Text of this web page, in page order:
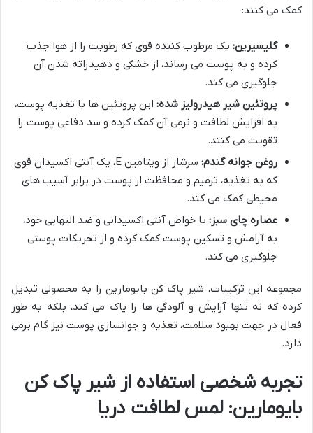
کمک می کنند:
گلیسیرین: یک مرطوب کننده قوی که رطوبت را از هوا جذب
کرده و به پوست می رساند، از خشکی و دهیدراته شدن آن
جلوگیری می کند.
پروتئین شیر هیدرولیز شده: این پروتئین ها با تغذیه پوست،
به افزایش لطافت و نرمی آن کمک کرده و سد دفاعی پوست را
تقویت می کنند.
روغن جوانه گندم:
سرشار از ویتامین E، یک آنتی اکسیدان قوی
که به تغذیه، ترمیم و محافظت از پوست در برابر آسیب های
محیطی کمک می کند.
عصاره چای سبز: با خواص آنتی اکسیدانی و ضد التهابی خود،
به آرامش و تسکین پوست کمک کرده و از تحریکات پوستی
جلوگیری می کند.
مجموعه این ترکیبات، شیر پاک کن بایومارین را به محصولی تبدیل
کرده که نه تنها آرایش و آلودگی ها را پاک می کند، بلکه به طور
فعال در جهت بهبود سلامت، تغذیه و جوانسازی پوست نیز گام برمی
دارد.
تجربه شخصی استفاده از شیر پاک کن
بایومارین: لمس لطافت دریا